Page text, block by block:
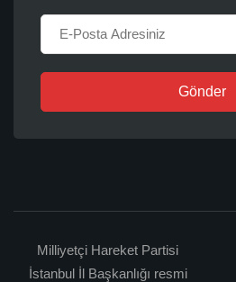
Gönder
Milliyetçi Hareket Partisi
İstanbul İl Başkanlığı resmi